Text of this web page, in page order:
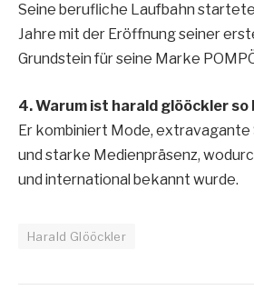
Seine berufliche Laufbahn
Jahre mit der Eröffnung seiner
Grundstein für seine Marke
4. Warum ist harald glööckler
Er kombiniert Mode, extravagante
und starke Medienpräsenz,
und international bekannt wurde.
Harald Glööckler